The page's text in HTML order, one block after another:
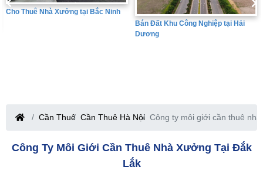
Bán Đất Khu Công Nghiệp tại Hưng
Yên
Cần Thuê Cần Thuê Hà Nội Công ty môi giới cần thuê
Công Ty Môi Giới Cần Thuê Nhà Xưởng Tại Đắk
Lắk